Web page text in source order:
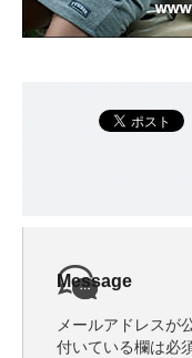
Message
メールアドレスが
付いている欄は必